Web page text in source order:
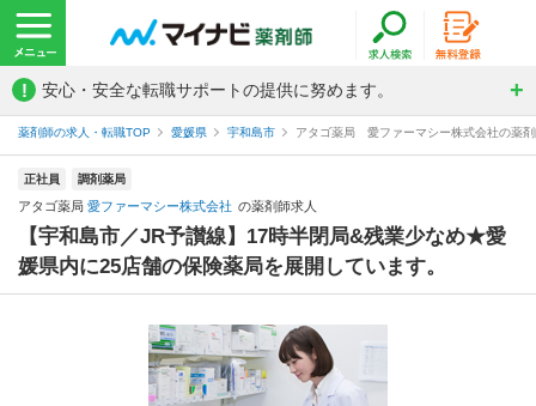
! 安心・安全な転職サポートの提供に努めます。
薬剤師の求人・転職TOP 愛媛県 宇和島市 アタゴ薬局 愛ファーマシー株式会社の薬
正社員 調剤薬局
アタゴ薬局 愛ファーマシー株式会社 の薬剤師求人
【宇和島市／JR予讃線】17時半閉局&残業少なめ★愛
媛県内に25店舗の保険薬局を展開しています。